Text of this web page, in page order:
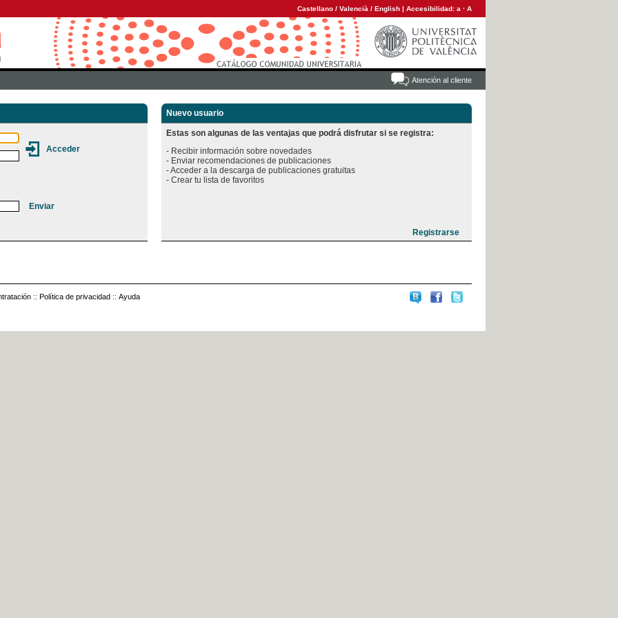
Castellano / Valencià / English | Accesibilidad: a · A
Atención al cliente
Nuevo usuario
Estas son algunas de las ventajas que podrá disfrutar si se registra:
- Recibir información sobre novedades
- Enviar recomendaciones de publicaciones
- Acceder a la descarga de publicaciones gratuitas
:: Política de privacidad :: Ayuda